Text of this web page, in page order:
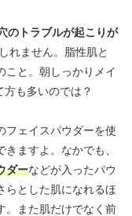
のトラブルが起こりが
れません。脂性肌と
こと。朝しっかりメイ
も多いのでは？
フェイスパウダーを使
ますよ。なかでも、
ダーなどが入ったパウ
らとした肌になれるほ
。また肌だけでなく前